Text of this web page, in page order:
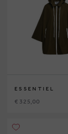
ESSENTIEL
€ 325,00